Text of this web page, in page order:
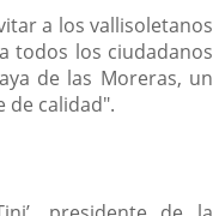
a los vallisoletanos
todos los ciudadanos
de las Moreras, un
de calidad".